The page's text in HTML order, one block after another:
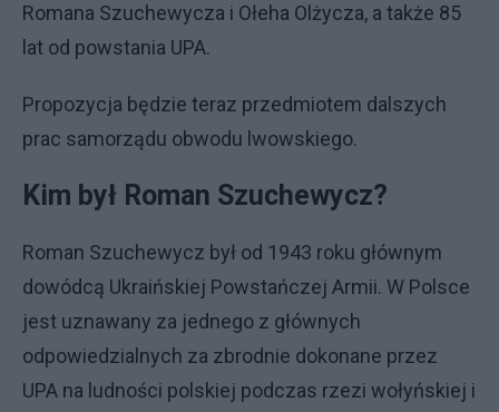
Romana Szuchewycza i Ołeha Olżycza, a także 85
lat od powstania UPA.
Propozycja będzie teraz przedmiotem dalszych
prac samorządu obwodu lwowskiego.
Kim był Roman Szuchewycz?
Roman Szuchewycz był od 1943 roku głównym
dowódcą Ukraińskiej Powstańczej Armii. W Polsce
jest uznawany za jednego z głównych
odpowiedzialnych za zbrodnie dokonane przez
UPA na ludności polskiej podczas rzezi wołyńskiej i